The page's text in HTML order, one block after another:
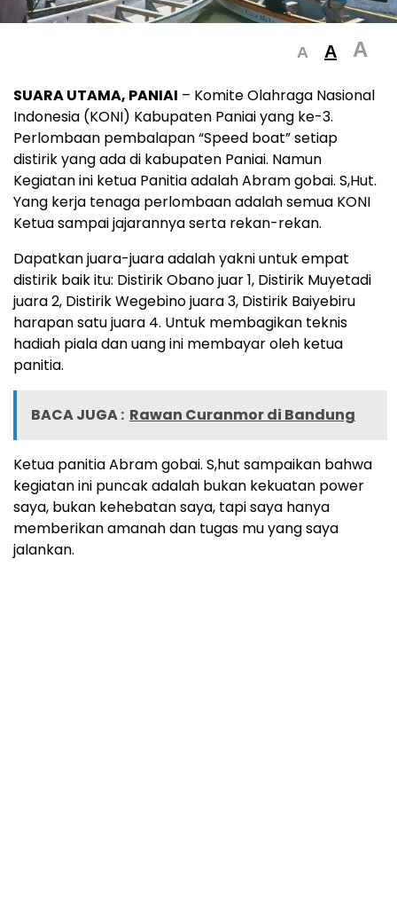
A A A
SUARA UTAMA, PANIAI – Komite Olahraga Nasional
Indonesia (KONI) Kabupaten Paniai yang ke-3.
Perlombaan pembalapan “Speed boat” setiap
distirik yang ada di kabupaten Paniai. Namun
Kegiatan ini ketua Panitia adalah Abram gobai. S,Hut.
Yang kerja tenaga perlombaan adalah semua KONI
Ketua sampai jajarannya serta rekan-rekan.
Dapatkan juara-juara adalah yakni untuk empat
distirik baik itu: Distirik Obano juar 1, Distirik Muyetadi
juara 2, Distirik Wegebino juara 3, Distirik Baiyebiru
harapan satu juara 4. Untuk membagikan teknis
hadiah piala dan uang ini membayar oleh ketua
panitia.
BACA JUGA : Rawan Curanmor di Bandung
Ketua panitia Abram gobai. S,hut sampaikan bahwa
kegiatan ini puncak adalah bukan kekuatan power
saya, bukan kehebatan saya, tapi saya hanya
memberikan amanah dan tugas mu yang saya
jalankan.